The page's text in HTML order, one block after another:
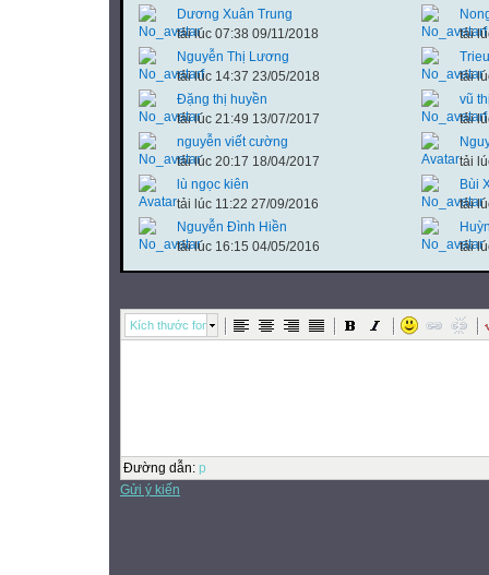
Dương Xuân Trung
tải lúc 07:38 09/11/2018
tải
Nguyễn Thị Lương
tải lúc 14:37 23/05/2018
tải
Đặng thị huyền
tải lúc 21:49 13/07/2017
vũ
tải
nguyễn viết cường
tải lúc 20:17 18/04/2017
tải
lù ngọc kiên
tải lúc 11:22 27/09/2016
Bùi
tải
Nguyễn Đình Hiền
tải lúc 16:15 04/05/2016
tải
Kích thước font
Đường dẫn: p
Gửi ý kiến